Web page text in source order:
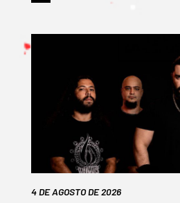
4 DE AGOSTO DE 2026